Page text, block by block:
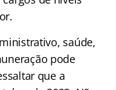
saúde,
pode
que a